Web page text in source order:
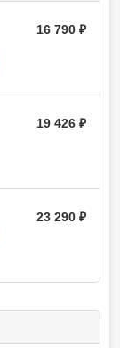
16 790
19 426
23 290